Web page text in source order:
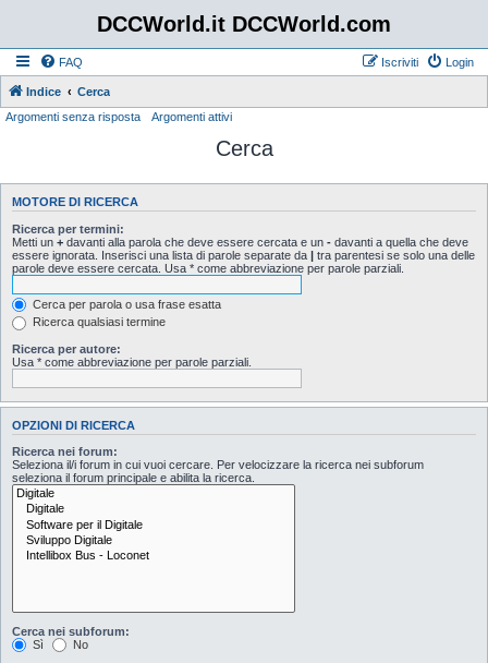
DCCWorld.it DCCWorld.com
FAQ Login
Iscriviti
Indice
Cerca
Argomenti senza risposta
Argomenti attivi
Cerca
MOTORE DI RICERCA
Ricerca per termini:
Metti un + davanti alla parola che deve essere cercata e un - davanti a quella che deve
essere ignorata. Inserisci una lista di parole separate da | tra parentesi se solo una delle
parole deve essere cercata. Usa * come abbreviazione per parole parziali.
Cerca per parola o usa frase esatta
Ricerca qualsiasi termine
Ricerca per autore:
Usa * come abbreviazione per parole parziali.
OPZIONI DI RICERCA
Ricerca nei forum:
Seleziona il/i forum in cui vuoi cercare. Per velocizzare la ricerca nei subforum
seleziona il forum principale e abilita la ricerca.
Cerca nei subforum:
Sì
No